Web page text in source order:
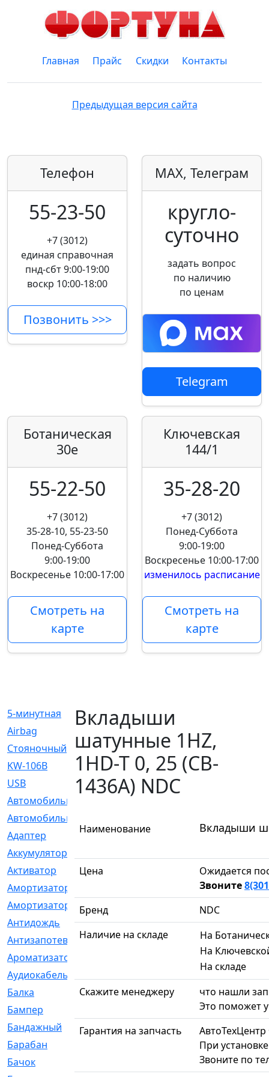
Главная Прайс Скидки Контакты
Предыдущая версия сайта
Телефон
55-23-50
+7 (3012)
единая справочная
пнд-сбт 9:00-19:00
воскр 10:00-18:00
Позвонить >>>
MAX, Телеграм
кругло­
суточно
задать вопрос
по наличию
по ценам
Telegram
Ботаническая
30е
55-22-50
+7 (3012)
35-28-10, 55-23-50
Понед-Суббота
9:00-19:00
Воскресенье 10:00-17:00
Смотреть на
карте
Ключевская
144/1
35-28-20
+7 (3012)
Понед-Суббота
9:00-19:00
Воскресенье 10:00-17:00
изменилось расписание
Смотреть на
карте
5-минутная
[1]
Airbag
[18]
Cтояночный
[1]
KW-106B
[0]
USB
[6]
Автомобильное
Автомобильный
Адаптер
[3]
Аккумулятор
Активатор
Амортизатор
Амортизаторы
Антидождь
[1]
Антизапотеватель
[1]
Ароматизатор
Аудиокабель
Балка
[58]
Бампер
Бандажный
[6]
Барабан
Бачок
Вкладыши
шатунные 1HZ,
1HD-T 0, 25 (CB-
1436A) NDC
Наименование Вкладыши
Цена
Ожидается
Звоните
Бренд
NDC
Наличие на складе
На
На
На складе
Скажите менеджеру
что нашли
Это поможет
Гарантия на запчасть
При
Звоните по